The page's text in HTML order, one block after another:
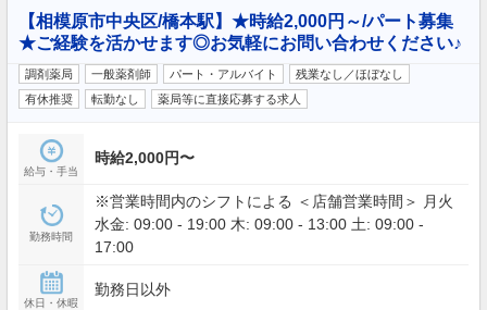
【相模原市中央区/橋本駅】★時給2,000円～/パート募集
★ご経験を活かせます◎お気軽にお問い合わせください♪
調剤薬局 一般薬剤師 パート・アルバイト
残業なし／ほぼなし
有休推奨
転勤なし 薬局等に直接応募する求人
給与・手当
時給2,000円〜
勤務時間
※営業時間内のシフトによる ＜店舗営業時間＞ 月火
水金: 09:00 - 19:00 木: 09:00 - 13:00 土: 09:00 -
17:00
休日・休暇
勤務日以外